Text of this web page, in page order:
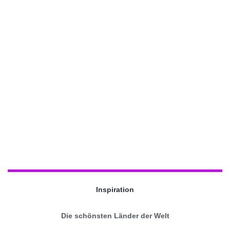
Inspiration
Die schönsten Länder der Welt